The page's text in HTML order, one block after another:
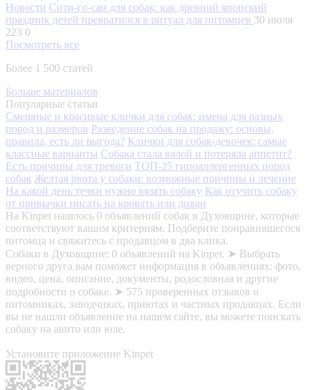
Новости Сити-го-сан для собак: как древний японский
праздник детей превратился в ритуал для питомцев 30 июля
223 0
Посмотреть все
Более 1 500 статей
Больше материалов
Популярные статьи
Смешные и красивые клички для собак: имена для разных
пород и размеров Разведение собак на продажу: основы,
правила, есть ли выгода? Клички для собак-девочек: самые
классные варианты Собака стала вялой и потеряла аппетит?
Есть причины для тревоги ТОП-25 гипоаллергенных пород
собак Желтая рвота у собаки: возможные причины и лечение
На какой день течки нужно вязать собаку Как отучить собаку
от привычки писать на кровать или диван
На Kinpet нашлось 0 объявлений собак в Духовщине, которые
соответствуют вашим критериям. Подберите понравившегося
питомца и свяжитесь с продавцом в два клика.
Собаки в Духовщине: 0 объявлений на Kinpet. ➤ Выбрать
верного друга вам поможет информация в объявлениях: фото,
видео, цена, описание, документы, родословная и другие
подробности о собаке. ➤ 575 проверенных отзывов о
питомниках, заводчиках, приютах и частных продавцах. Если
вы не нашли объявление на нашем сайте, вы можете поискать
собаку на авито или юле.
Установите приложение Kinpet